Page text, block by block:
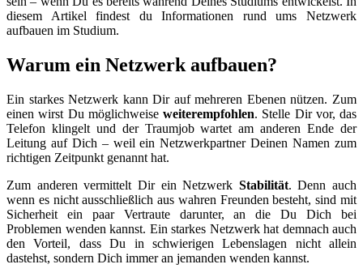
diesem Artikel findest du Informationen rund ums Netzwerk
aufbauen im Studium.
Warum ein Netzwerk aufbauen?
Ein starkes Netzwerk kann Dir auf mehreren Ebenen nützen. Zum
einen wirst Du möglichweise weiterempfohlen. Stelle Dir vor, das
Telefon klingelt und der Traumjob wartet am anderen Ende der
Leitung auf Dich – weil ein Netzwerkpartner Deinen Namen zum
richtigen Zeitpunkt genannt hat.
Zum anderen vermittelt Dir ein Netzwerk Stabilität. Denn auch
wenn es nicht ausschließlich aus wahren Freunden besteht, sind mit
Sicherheit ein paar Vertraute darunter, an die Du Dich bei
Problemen wenden kannst. Ein starkes Netzwerk hat demnach auch
den Vorteil, dass Du in schwierigen Lebenslagen nicht allein
dastehst, sondern Dich immer an jemanden wenden kannst.